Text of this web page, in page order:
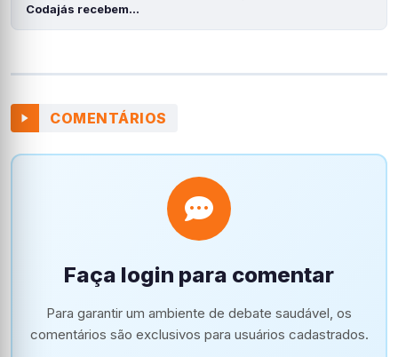
Codajás recebem…
COMENTÁRIOS
Faça login para comentar
Para garantir um ambiente de debate saudável, os
comentários são exclusivos para usuários cadastrados.